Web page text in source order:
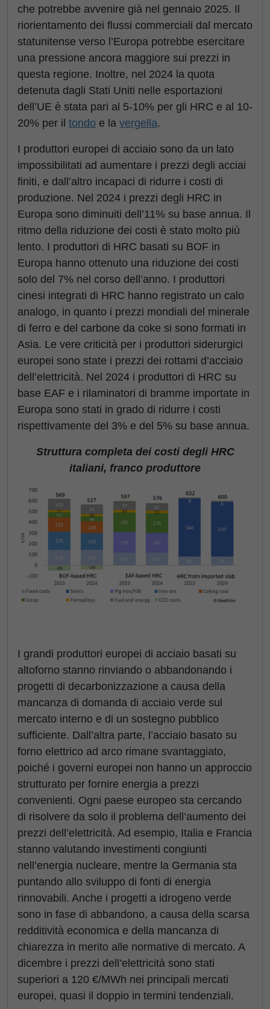
che potrebbe avvenire già nel gennaio 2025. Il
riorientamento dei flussi commerciali dal mercato
statunitense verso l’Europa potrebbe esercitare
una pressione ancora maggiore sui prezzi in
questa regione. Inoltre, nel 2024 la quota
detenuta dagli Stati Uniti nelle esportazioni
dell’UE è stata pari al 5-10% per gli HRC e al 10-
20% per il tondo e la vergella.
I produttori europei di acciaio sono da un lato
impossibilitati ad aumentare i prezzi degli acciai
finiti, e dall’altro incapaci di ridurre i costi di
produzione. Nel 2024 i prezzi degli HRC in
Europa sono diminuiti dell’11% su base annua. Il
ritmo della riduzione dei costi è stato molto più
lento. I produttori di HRC basati su BOF in
Europa hanno ottenuto una riduzione dei costi
solo del 7% nel corso dell’anno. I produttori
cinesi integrati di HRC hanno registrato un calo
analogo, in quanto i prezzi mondiali del minerale
di ferro e del carbone da coke si sono formati in
Asia. Le vere criticità per i produttori siderurgici
europei sono state i prezzi dei rottami d’acciaio
dell’elettricità. Nel 2024 i produttori di HRC su
base EAF e i rilaminatori di bramme importate in
Europa sono stati in grado di ridurre i costi
rispettivamente del 3% e del 5% su base annua.
Struttura completa dei costi degli HRC
italiani, franco produttore
I grandi produttori europei di acciaio basati su
altoforno stanno rinviando o abbandonando i
progetti di decarbonizzazione a causa della
mancanza di domanda di acciaio verde sul
mercato interno e di un sostegno pubblico
sufficiente. Dall’altra parte, l’acciaio basato su
forno elettrico ad arco rimane svantaggiato,
poiché i governi europei non hanno un approccio
strutturato per fornire energia a prezzi
convenienti. Ogni paese europeo sta cercando
di risolvere da solo il problema dell’aumento dei
prezzi dell’elettricità. Ad esempio, Italia e Francia
stanno valutando investimenti congiunti
nell’energia nucleare, mentre la Germania sta
puntando allo sviluppo di fonti di energia
rinnovabili. Anche i progetti a idrogeno verde
sono in fase di abbandono, a causa della scarsa
redditività economica e della mancanza di
chiarezza in merito alle normative di mercato. A
dicembre i prezzi dell’elettricità sono stati
superiori a 120 €/MWh nei principali mercati
europei, quasi il doppio in termini tendenziali.